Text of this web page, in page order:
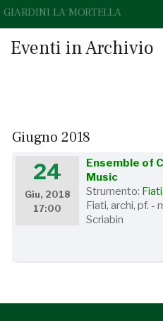
GIARDINI LA MORTELLA
Eventi in Archivio
Giugno 2018
24
Giu, 2018
17:00
Ensemble of
Music
Strumento:
Fiati, archi, pf. -
Scriabin